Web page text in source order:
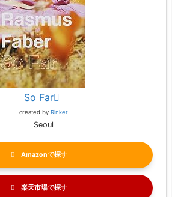
So Far
created by Rinker
Seoul
Amazon
楽天市場